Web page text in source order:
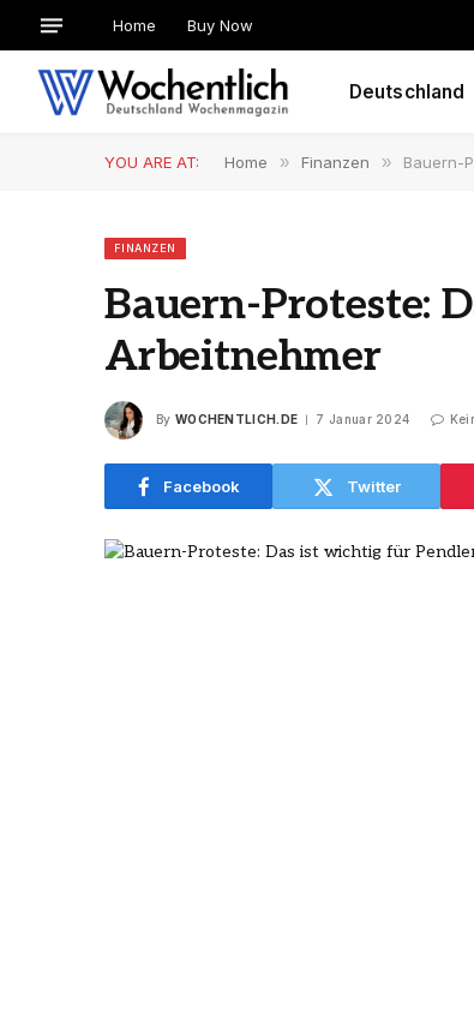
Home Buy Now
Deutschland
YOU ARE AT: Home » Finanzen » Bauern-
FINANZEN
Bauern-Proteste:
Arbeitnehmer
By WOCHENTLICH.DE 7 Januar 2024
Facebook Twitter